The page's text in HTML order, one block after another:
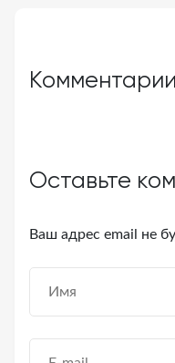
Комментарии
Оставьте
Ваш адрес email не